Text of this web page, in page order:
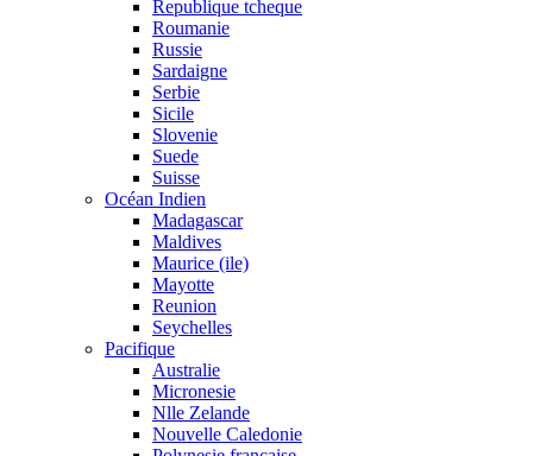
Republique tcheque
Roumanie
Russie
Sardaigne
Serbie
Sicile
Slovenie
Suede
Suisse
Océan Indien
Madagascar
Maldives
Maurice (ile)
Mayotte
Reunion
Seychelles
Pacifique
Australie
Micronesie
Nlle Zelande
Nouvelle Caledonie